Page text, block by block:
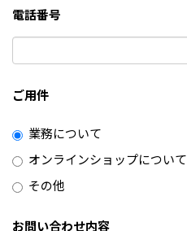
電話番号
ご用件
業務について
オンラインショップについて
その他
お問い合わせ内容